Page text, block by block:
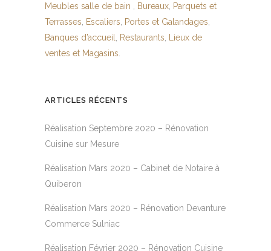
Meubles salle de bain
Bureaux Parquets et
Terrasses
Escaliers Portes et Galandages
Banques d’accueil
Restaurants
Lieux de
ventes et Magasins
ARTICLES RÉCENTS
Réalisation Septembre 2020 – Rénovation
Cuisine sur Mesure
Réalisation Mars 2020 – Cabinet de Notaire à
Quiberon
Réalisation Mars 2020 – Rénovation Devanture
Commerce Sulniac
Réalisation Février 2020 – Rénovation Cuisine